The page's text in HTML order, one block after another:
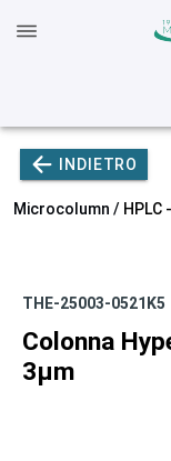
INDIETRO
Microcolumn / HPLC
THE-25003-0521K5
Colonna
3µm